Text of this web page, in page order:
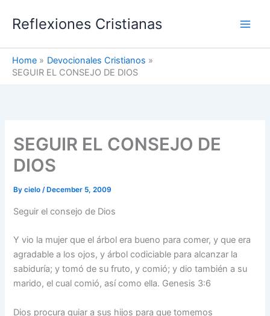
Reflexiones Cristianas
Home
Devocionales Cristianos
SEGUIR EL CONSEJO DE DIOS
SEGUIR EL CONSEJO DE
DIOS
Bycielo/ December 5, 2009
Seguir el consejo de Dios
Y vio la mujer que el árbol era bueno para comer, y que era
agradable a los ojos, y árbol codiciable para alcanzar la
sabiduría; y tomó de su fruto, y comió; y dio también a su
marido, el cual comió, así como ella. Genesis 3:6
Dios procura guiar a sus hijos para que tomemos